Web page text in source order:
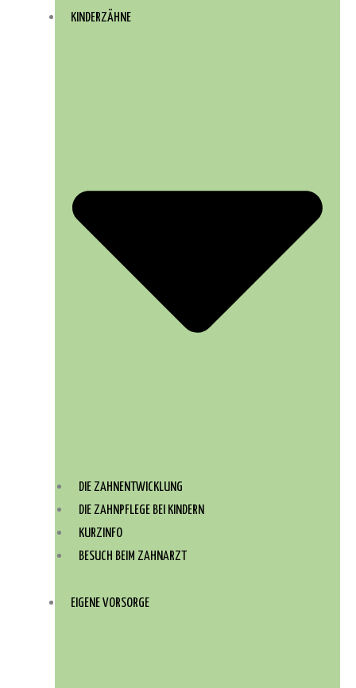
KINDERZÄHNE
DIE ZAHNENTWICKLUNG
DIE ZAHNPFLEGE BEI KINDERN
KURZINFO
BESUCH BEIM ZAHNARZT
EIGENE VORSORGE